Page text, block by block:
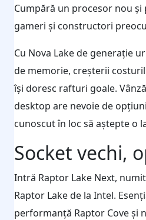
Cumpără un procesor nou și
gameri și constructori
Cu Nova Lake de generație
de memorie, creșterii
își doresc rafturi goale.
desktop are nevoie de
cunoscut în loc să aștepte o
Socket vechi,
Intră Raptor Lake Next,
Raptor Lake de la Intel.
performanță Raptor Cove și